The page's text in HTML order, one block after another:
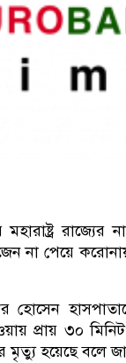
রাজ্যের
না পেয়ে
হোসেন
প্রায় ৩০
হয়েছে বলে